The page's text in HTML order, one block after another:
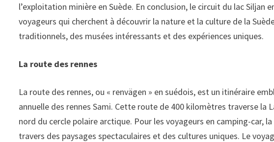
l’exploitation minière en Suède. En conclusion, le circuit du lac Siljan
voyageurs qui cherchent à découvrir la nature et la culture de la
traditionnels, des musées intéressants et des expériences uniques.
La route des rennes
La route des rennes, ou « renvägen » en suédois, est un itinéraire
annuelle des rennes Sami. Cette route de 400 kilomètres traverse la
nord du cercle polaire arctique. Pour les voyageurs en camping-car,
travers des paysages spectaculaires et des cultures uniques. Le